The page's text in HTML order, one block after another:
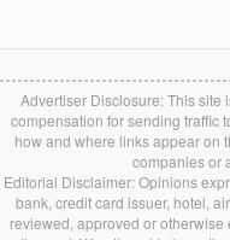
Advertiser Disclosure: This site
compensation for sending traffic
how and where links appear on
companies or
Editorial Disclaimer: Opinions
bank, credit card issuer, hotel,
reviewed, approved or